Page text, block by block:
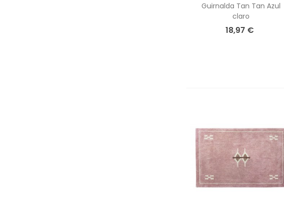
Guirnalda Tan Tan Azul
claro
18,97 €